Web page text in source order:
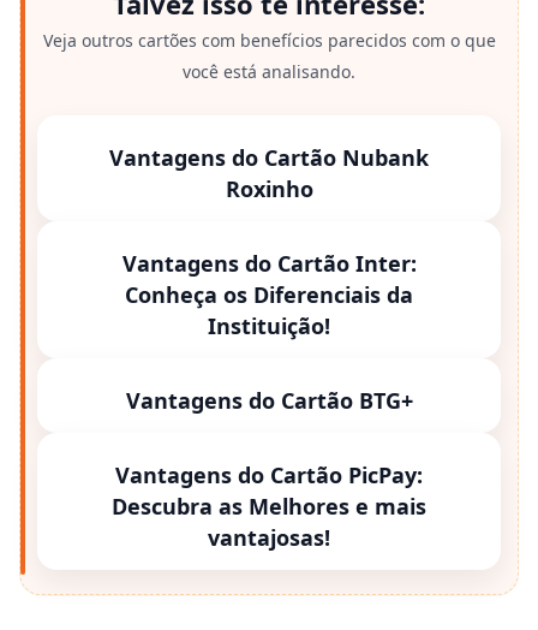
Veja outros cartões com benefícios parecidos com o que
você está analisando.
Vantagens do Cartão Nubank
Roxinho
Vantagens do Cartão Inter:
Conheça os Diferenciais da
Instituição!
Vantagens do Cartão BTG+
Vantagens do Cartão PicPay:
Descubra as Melhores e mais
vantajosas!